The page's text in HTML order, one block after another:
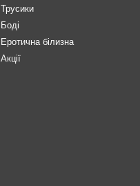
Трусики
Боді
Еротична білизна
Акції